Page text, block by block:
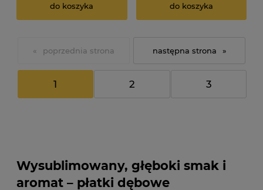
do koszyka do koszyka
«
1 2 3
»
Wysublimowany, głęboki smak i
aromat – płatki dębowe